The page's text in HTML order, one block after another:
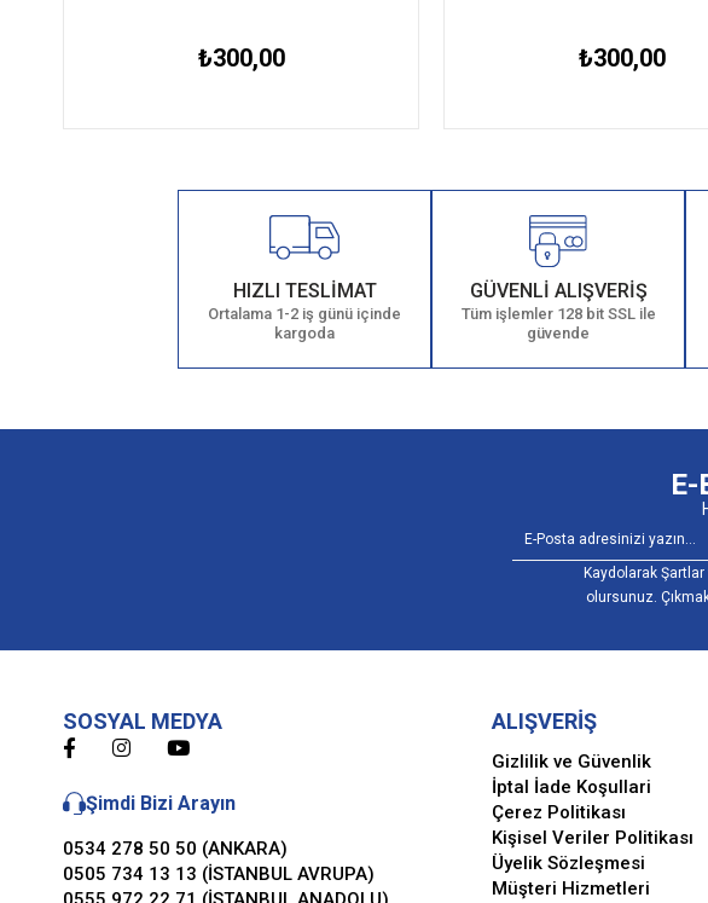
₺300,00 ₺300,00
HIZLI TESLİMAT
Ortalama 1-2 iş günü içinde
kargoda
GÜVENLİ ALIŞVERİŞ
Tüm işlemler 128 bit SSL ile
güvende
E-
Kaydolarak Şartlar
olursunuz.
SOSYAL MEDYA
Şimdi Bizi Arayın
0534 278 50 50 (ANKARA)
0505 734 13 13 (İSTANBUL AVRUPA)
ALIŞVERİŞ
Gizlilik ve Güvenlik
İptal İade Koşullari
Çerez Politikası
Kişisel Veriler Politikası
Üyelik Sözleşmesi
Müşteri Hizmetleri